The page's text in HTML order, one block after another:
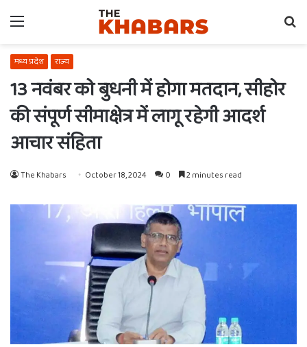
Menu
मध्य प्रदेश राज्य
13 नवंबर को बुधनी में होगा मतदान, सीहोर
की संपूर्ण सीमाक्षेत्र में लागू रहेगी आदर्श
आचार संहिता
The Khabars October 18, 2024 0 2 minutes read